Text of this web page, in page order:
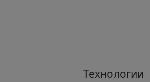
Технологии